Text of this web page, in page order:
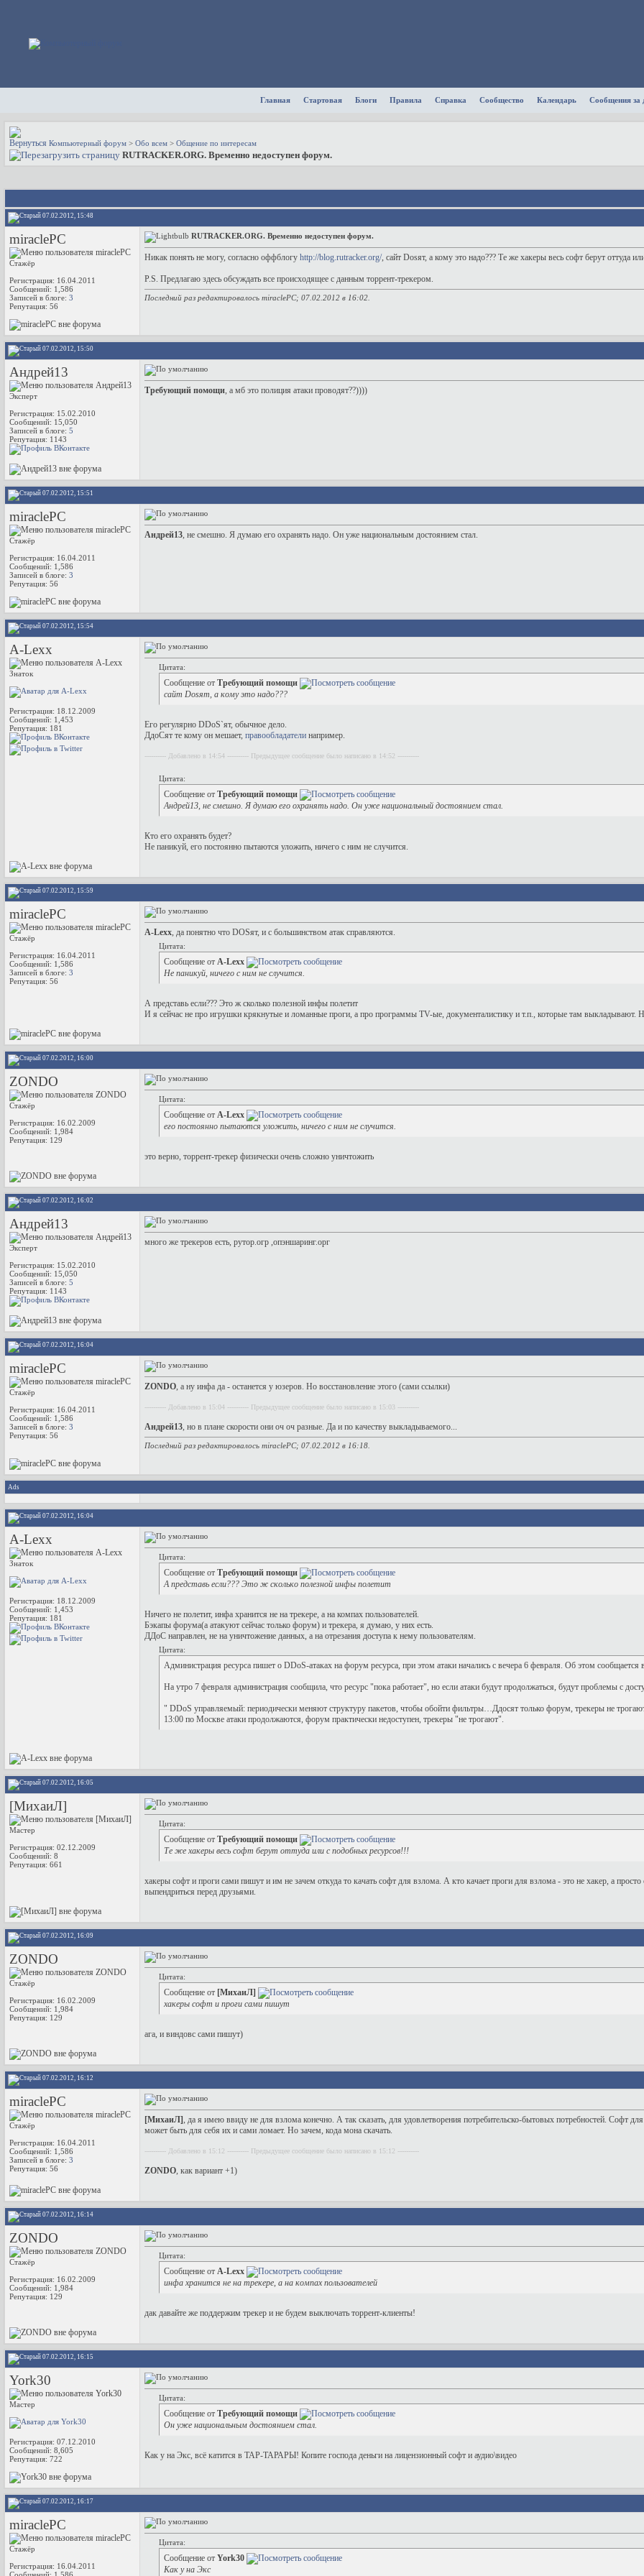
Главная Стартовая Блоги Правила Справка Сообщество Календарь Сообщения за
Компьютерный форум > Обо всем > Общение по интересам
RUTRACKER.ORG. Временно недоступен форум.
07.02.2012, 15:48
miraclePC
Стажёр
Регистрация: 16.04.2011
Сообщений: 1,586
Записей в блоге: 3
Репутация: 56
RUTRACKER.ORG. Временно недоступен форум.
Никак понять не могу, согласно оффблогу http://blog.rutracker.org/, сайт Dosят, а кому это надо??? Те же хакеры весь софт берут оттуда
P.S. Предлагаю здесь обсуждать все происходящее с данным торрент-трекером.
Последний раз редактировалось miraclePC; 07.02.2012 в 16:02
07.02.2012, 15:50
Андрей13
Эксперт
Регистрация: 15.02.2010
Сообщений: 15,050
Записей в блоге: 5
Репутация: 1143
Требующий помощи, а мб это полиция атаки проводят??))))
07.02.2012, 15:51
miraclePC
Стажёр
Регистрация: 16.04.2011
Сообщений: 1,586
Записей в блоге: 3
Репутация: 56
Андрей13, не смешно. Я думаю его охранять надо. Он уже национальным достоянием стал.
07.02.2012, 15:54
A-Lexx
Знаток
Регистрация: 18.12.2009
Сообщений: 1,453
Репутация: 181
Цитата:
Сообщение от Требующий помощи
сайт Dosят, а кому это надо???
Его регулярно DDoS`ят, обычное дело.
ДдоСят те кому он мешает, правообладатели например.
---------- Добавлено в 14:54 ---------- Предыдущее сообщение было написано в 14:52 ----------
Цитата:
Сообщение от Требующий помощи
Андрей13, не смешно. Я думаю его охранять надо. Он уже национальный достоянием стал.
Кто его охранять будет?
Не паникуй, его постоянно пытаются уложить, ничего с ним не случится.
07.02.2012, 15:59
miraclePC
Стажёр
Регистрация: 16.04.2011
Сообщений: 1,586
Записей в блоге: 3
Репутация: 56
A-Lexx, да понятно что DOSят, и с большинством атак справляются.
Цитата:
Сообщение от A-Lexx
Не паникуй, ничего с ним не случится.
А представь если??? Это ж сколько полезной инфы полетит
И я сейчас не про игрушки крякнутые и ломанные проги, а про программы TV-ые, документалистику и т.п., которые там выкладывают.
07.02.2012, 16:00
ZONDO
Стажёр
Регистрация: 16.02.2009
Сообщений: 1,984
Репутация: 129
Цитата:
Сообщение от A-Lexx
его постоянно пытаются уложить, ничего с ним не случится.
это верно, торрент-трекер физически очень сложно уничтожить
07.02.2012, 16:02
Андрей13
Эксперт
Регистрация: 15.02.2010
Сообщений: 15,050
Записей в блоге: 5
Репутация: 1143
много же трекеров есть, рутор.огр ,опэншаринг.орг
07.02.2012, 16:04
miraclePC
Стажёр
Регистрация: 16.04.2011
Сообщений: 1,586
Записей в блоге: 3
Репутация: 56
ZONDO, а ну инфа да - останется у юзеров. Но восстановление этого (сами ссылки)
---------- Добавлено в 15:04 ---------- Предыдущее сообщение было написано в 15:03 ----------
Андрей13, но в плане скорости они оч оч разные. Да и по качеству выкладываемого...
Последний раз редактировалось miraclePC; 07.02.2012 в 16:18
Ads
07.02.2012, 16:04
A-Lexx
Знаток
Регистрация: 18.12.2009
Сообщений: 1,453
Репутация: 181
Цитата:
Сообщение от Требующий помощи
А представь если??? Это ж сколько полезной инфы полетит
Ничего не полетит, инфа хранится не на трекере, а на компах пользователей.
Бэкапы форума(а атакуют сейчас только форум) и трекера, я думаю, у них есть.
ДДоС направлен, не на уничтожение данных, а на отрезания доступа к нему пользователям.
Цитата:
Администрация ресурса пишет о DDoS-атаках на форум ресурса, при этом атаки начались с вечера 6 февраля. Об этом сообщается
На утро 7 февраля администрация сообщила, что ресурс "пока работает", но если атаки будут продолжаться, будут проблемы с
" DDoS управляемый: периодически меняют структуру пакетов, чтобы обойти фильтры…Ддосят только форум, трекеры не
13:00 по Москве атаки продолжаются, форум практически недоступен, трекеры "не трогают".
07.02.2012, 16:05
[МихаиЛ]
Мастер
Регистрация: 02.12.2009
Сообщений: 8
Репутация: 661
Цитата:
Сообщение от Требующий помощи
Те же хакеры весь софт берут оттуда или с подобных ресурсов!!!
хакеры софт и проги сами пишут и им не зачем откуда то качать софт для взлома. А кто качает проги для взлома - это не хакер, а
выпендриться перед друзьями.
07.02.2012, 16:09
ZONDO
Стажёр
Регистрация: 16.02.2009
Сообщений: 1,984
Репутация: 129
Цитата:
Сообщение от [МихаиЛ]
хакеры софт и проги сами пишут
ага, и виндовс сами пишут)
07.02.2012, 16:12
miraclePC
Стажёр
Регистрация: 16.04.2011
Сообщений: 1,586
Записей в блоге: 3
Репутация: 56
[МихаиЛ], да я имею ввиду не для взлома конечно. А так сказать, для удовлетворения потребительско-бытовых потребностей. Софт
может быть для себя их и сами ломает. Но зачем, кода мона скачать.
---------- Добавлено в 15:12 ---------- Предыдущее сообщение было написано в 15:12 ----------
ZONDO, как вариант +1)
07.02.2012, 16:14
ZONDO
Стажёр
Регистрация: 16.02.2009
Сообщений: 1,984
Репутация: 129
Цитата:
Сообщение от A-Lexx
инфа хранится не на трекере, а на компах пользователей
дак давайте же поддержим трекер и не будем выключать торрент-клиенты!
07.02.2012, 16:15
York30
Мастер
Регистрация: 07.12.2010
Сообщений: 8,605
Репутация: 722
Цитата:
Сообщение от Требующий помощи
Он уже национальным достоянием стал.
Как у на Экс, всё катится в ТАР-ТАРАРЫ! Копите господа деньги на лицензионный софт и аудио\видео
07.02.2012, 16:17
miraclePC
Стажёр
Регистрация: 16.04.2011
Цитата:
Сообщение от York30
Как у на Экс